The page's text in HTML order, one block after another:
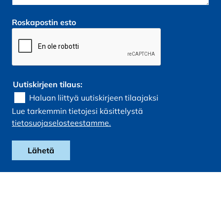
Roskapostin esto
Uutiskirjeen tilaus:
Haluan liittyä uutiskirjeen tilaajaksi
Lue tarkemmin tietojesi käsittelystä
tietosuojaselosteestamme.